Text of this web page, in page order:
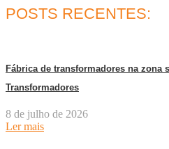
POSTS RECENTES:
Fábrica de transformadores na zona
Transformadores
8 de julho de 2026
Ler mais